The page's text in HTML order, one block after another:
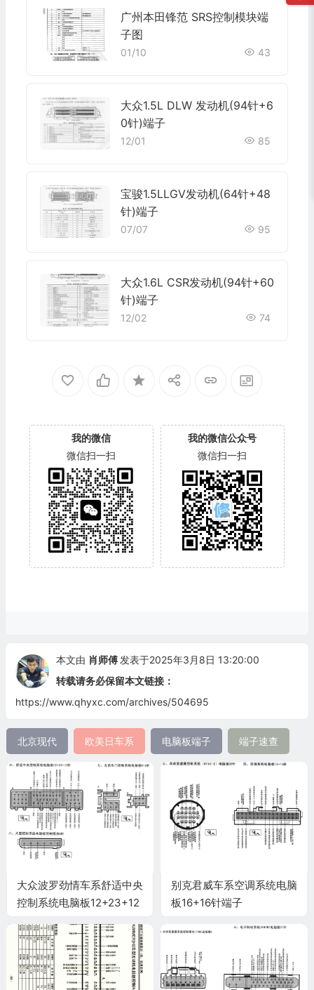
广州本田锋范 SRS控制模块端
子图
01/10 43
大众1.5L DLW 发动机(94针+6
0针)端子
12/01 85
宝骏1.5LLGV发动机(64针+48
针)端子
07/07 95
大众1.6L CSR发动机(94针+60
针)端子
12/02 74
我的微信
微信扫一扫
我的微信公众号
微信扫一扫
本文由 肖师傅 发表于2025年3月8日 13:20:00
转载请务必保留本文链接：
https://www.qhyxc.com/archives/504695
北京现代 欧美日车系 电脑板端子 端子速查
大众波罗劲情车系舒适中央
控制系统电脑板12+23+12
别克君威车系空调系统电脑
板16+16针端子